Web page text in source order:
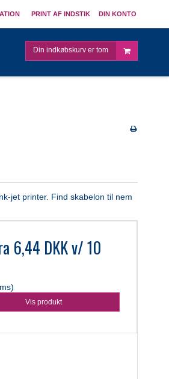
PRINT AF INDSTIK DIN KONTO
Din indkøbskurv er tom
jet printer. Find skabelon til nem
6,44 DKKv/ 10
Vis produkt